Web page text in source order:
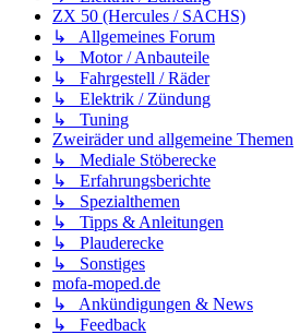
ZX 50 (Hercules / SACHS)
↳ Allgemeines Forum
↳ Motor / Anbauteile
↳ Fahrgestell / Räder
↳ Elektrik / Zündung
↳ Tuning
Zweiräder und allgemeine Themen
↳ Mediale Stöberecke
↳ Erfahrungsberichte
↳ Spezialthemen
↳ Tipps & Anleitungen
↳ Plauderecke
↳ Sonstiges
mofa-moped.de
↳ Ankündigungen & News
↳ Feedback